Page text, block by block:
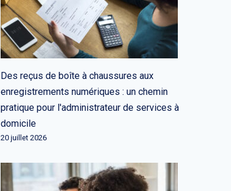
Des reçus de boîte à chaussures aux
enregistrements numériques : un chemin
pratique pour l'administrateur de services à
domicile
20 juillet 2026